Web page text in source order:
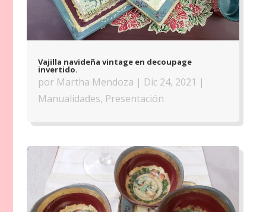
Vajilla navideña vintage en decoupage
invertido.
por Martha Mendoza | Dic 24, 2021 |
Manualidades, Presentación